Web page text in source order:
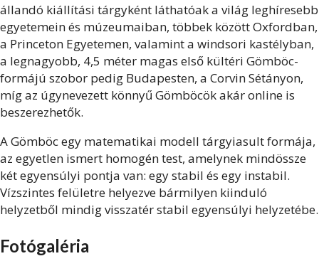
állandó kiállítási tárgyként láthatóak a világ leghíresebb
egyetemein és múzeumaiban, többek között Oxfordban,
a Princeton Egyetemen, valamint a windsori kastélyban,
a legnagyobb, 4,5 méter magas első kültéri Gömböc-
formájú szobor pedig Budapesten, a Corvin Sétányon,
míg az úgynevezett könnyű Gömböcök akár online is
beszerezhetők.
A Gömböc egy matematikai modell tárgyiasult formája,
az egyetlen ismert homogén test, amelynek mindössze
két egyensúlyi pontja van: egy stabil és egy instabil.
Vízszintes felületre helyezve bármilyen kiinduló
helyzetből mindig visszatér stabil egyensúlyi helyzetébe.
Fotógaléria